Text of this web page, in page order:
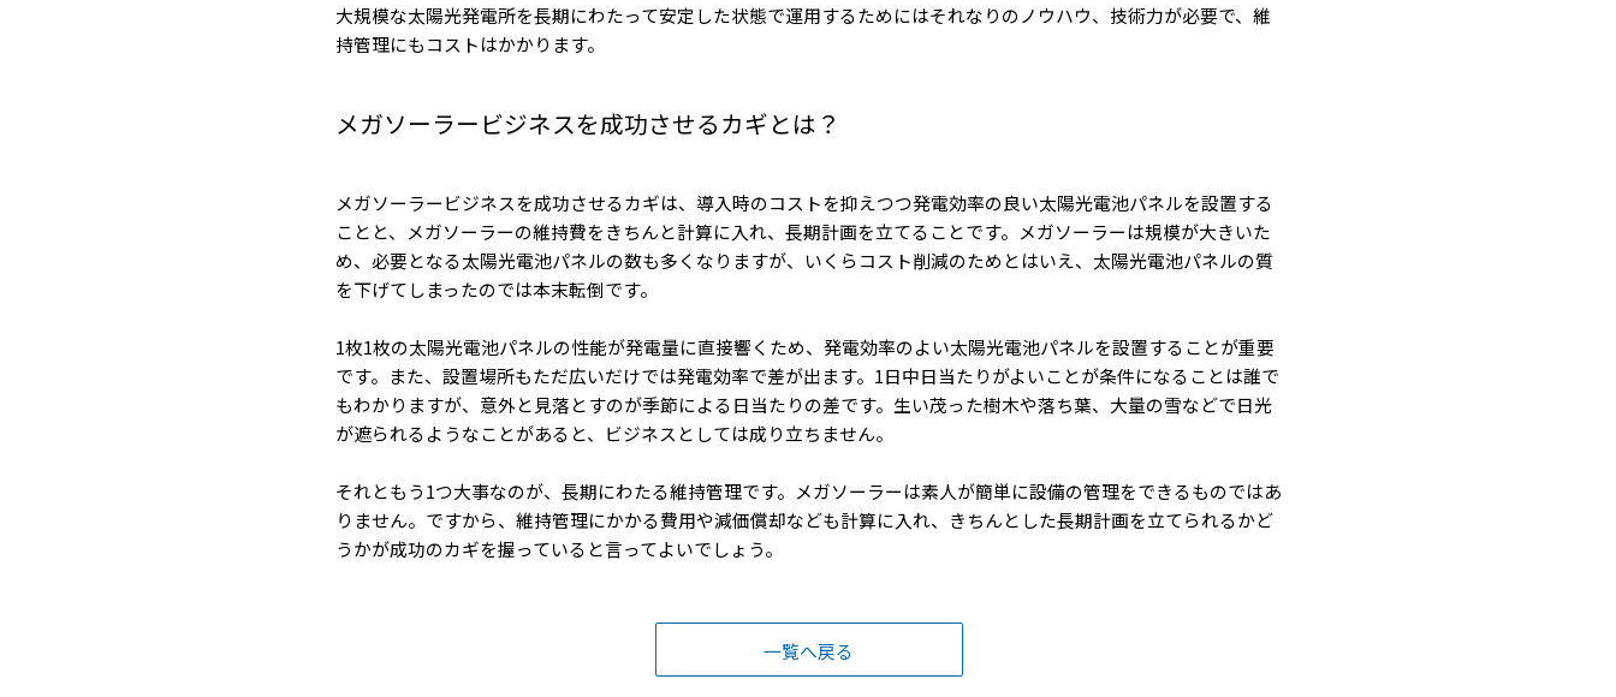
大規模な太陽光発電所を長期にわたって安定した状態で運用するためにはそれなりのノウハウ、技術力が必要で、維
持管理にもコストはかかります。
メガソーラービジネスを成功させるカギとは？
メガソーラービジネスを成功させるカギは、導入時のコストを抑えつつ発電効率の良い太陽光電池パネルを設置する
ことと、メガソーラーの維持費をきちんと計算に入れ、長期計画を立てることです。メガソーラーは規模が大きいた
め、必要となる太陽光電池パネルの数も多くなりますが、いくらコスト削減のためとはいえ、太陽光電池パネルの質
を下げてしまったのでは本末転倒です。
1枚1枚の太陽光電池パネルの性能が発電量に直接響くため、発電効率のよい太陽光電池パネルを設置することが重要
です。また、設置場所もただ広いだけでは発電効率で差が出ます。1日中日当たりがよいことが条件になることは誰で
もわかりますが、意外と見落とすのが季節による日当たりの差です。生い茂った樹木や落ち葉、大量の雪などで日光
が遮られるようなことがあると、ビジネスとしては成り立ちません。
それともう1つ大事なのが、長期にわたる維持管理です。メガソーラーは素人が簡単に設備の管理をできるものではあ
りません。ですから、維持管理にかかる費用や減価償却なども計算に入れ、きちんとした長期計画を立てられるかど
うかが成功のカギを握っていると言ってよいでしょう。
一覧へ戻る